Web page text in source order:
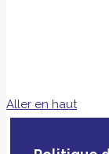
Aller en haut